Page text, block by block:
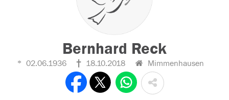
Bernhard Reck
02.06.1936 18.10.2018 Mimmenhausen